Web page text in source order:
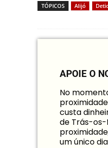
TÓPICOS Alijó
APOIE O
No
custa
de Trás-os-
um único